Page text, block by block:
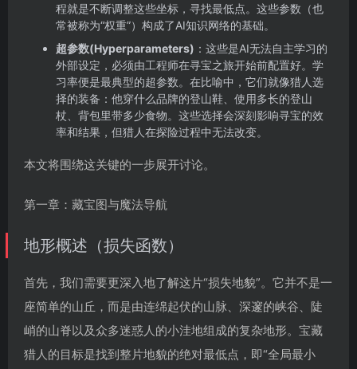
程就是不断调整这些坐标，寻找最低点。这些参数（也
常被称为“权重”）构成了AI知识网络的基础。
超参数(Hyperparameters) ：这些是AI无法自主学习的
外部设定，必须由工程师在寻宝之旅开始前配置好。学
习率便是最典型的超参数。在比喻中，它们就像猎人选
择的装备：他穿什么品牌的登山鞋、使用多长的登山
杖、背包里带多少食物。这些选择会深刻影响寻宝的效
率和结果，但猎人在探险过程中无法改变。
本文将围绕这关键的一步展开讨论。
第一章：藏宝图与魔法导航
地形概述（损失函数）
首先，我们需要更深入地了解这片“损失地貌”。它并不是一
座简单的山丘，而是由连绵起伏的山脉、深邃的峡谷、陡
峭的山脊以及众多迷惑人的小洼地组成的复杂地形。宝藏
猎人的目标是找到整片地貌的绝对最低点，即“全局最小